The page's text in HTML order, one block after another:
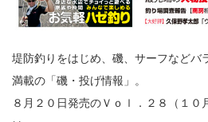
堤防釣りをはじめ、磯、サーフなどバ
満載の「磯・投げ情報」。
８月２０日発売のＶｏｌ．２８（１０